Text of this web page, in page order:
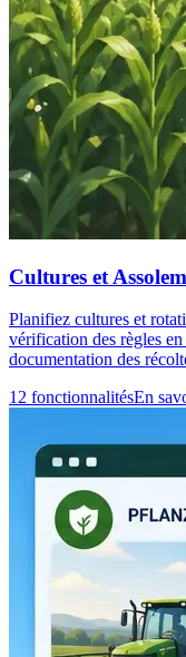
Cultures et
Planifiez cultures et
vérification des règles
documentation des
12 fonctionnalitésEn